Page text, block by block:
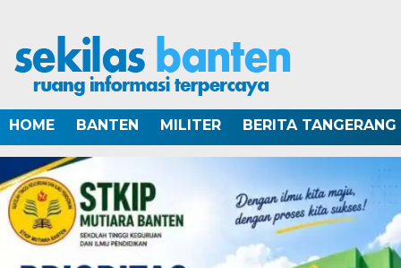
HOME BANTEN MILITER BERITA TANGERANG